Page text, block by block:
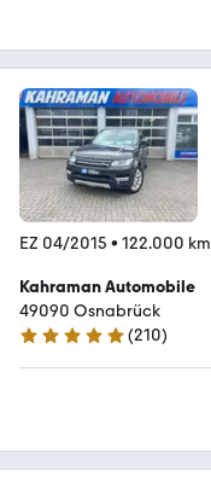
EZ 04/2015 • 122.000 km
Kahraman Automobile
49090 Osnabrück
4.8 Sterne
(210)